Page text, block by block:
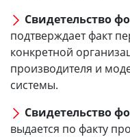
Свидетельство
подтверждает факт
конкретной
производителя и
системы.
Свидетельство
выдается по факту